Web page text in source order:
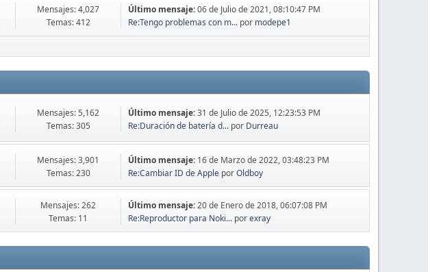
Mensajes: 4,027
Temas: 412
Último mensaje:06 de Julio de 2021, 08:10:47 PM
Re:Tengo problemas con m... por modepe1
Mensajes: 5,162
Temas: 305
Último mensaje:31 de Julio de 2025, 12:23:53 PM
Re:Duración de batería d... por Durreau
Mensajes: 3,901
Temas: 230
Último mensaje: 16 de Marzo de 2022, 03:48:23 PM
Re:Cambiar ID de Apple porOldboy
Mensajes: 262
Temas: 11
Último mensaje:20 de Enero de 2018, 06:07:08 PM
Re:Reproductor para Noki... porexray